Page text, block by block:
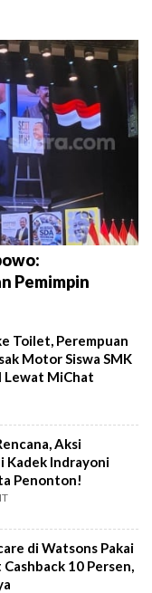
Pemimpin
Toilet, Perempuan
Motor Siswa SMK
Lewat MiChat
Aksi
Kadek Indrayoni
Penonton!
di Watsons Pakai
Cashback 10 Persen,